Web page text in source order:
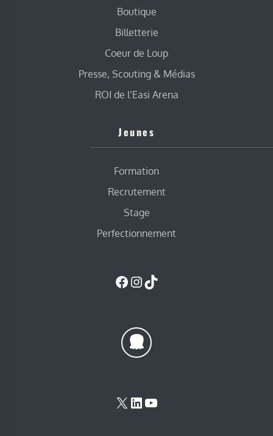
Boutique
Billetterie
Coeur de Loup
Presse, Scouting & Médias
ROI de l’Easi Arena
Jeunes
Formation
Recrutement
Stage
Perfectionnement
Facebook
Instagram
TikTok
X LinkedIn
YouTube